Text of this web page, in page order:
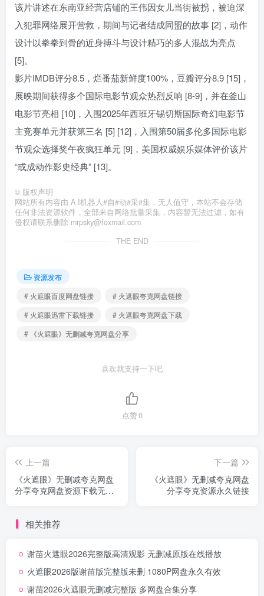
该片讲述在东南亚经营店铺的王伟因女儿当街被拐，被迫深
入犯罪网络展开营救，期间与记者结成同盟的故事 [2]，动作
设计以拳拳到骨的近身搏斗与设计精巧的多人混战为亮点
[5]。
影片IMDB评分8.5，烂番茄新鲜度100%，豆瓣评分8.9 [15]，
展映期间获得多个国际电影节观众热烈反响 [8-9]，并在釜山
电影节亮相 [10]，入围2025年西班牙锡切斯国际奇幻电影节
主竞赛单元并获第三名 [5] [12]，入围第50届多伦多国际电影
节观众选择奖午夜疯狂单元 [9]，美国权威娱乐媒体评价该片
“或成动作影史经典” [13]。
© 版权声明
网站所有内容由 A I机器人#自#动#采#集，无人值守，本站不会存储
任何非法资源软件，全部来自网络批量采集，内容暂无法过滤，如有
侵权请联系删除 mrpsky@foxmail.com
THE END
资源发布
# 火遮眼百度网盘链接
# 火遮眼夸克网盘链接
# 火遮眼迅雷下载链接
# 火遮眼夸克网盘下载
# 《火遮眼》无删减夸克网盘分享
喜欢就支持一下吧
点赞0
上一篇
《火遮眼》无删减夸克网盘
分享夸克网盘资源下载无删
下一篇
《火遮眼》无删减夸克网盘
分享夸克资源永久链接
相关推荐
谢苗火遮眼2026完整版高清观影 无删减原版在线播放
火遮眼2026版谢苗版完整版未删 1080P网盘永久有效
谢苗2026火遮眼无删减完整版 多网盘合集分享